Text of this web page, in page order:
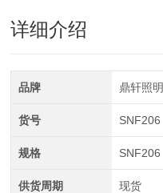
详细介绍
品牌 鼎轩照明
货号 SNF206
规格 SNF206
供货周期 现货